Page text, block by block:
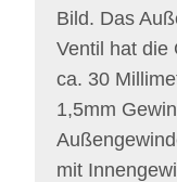
Bild. Das
Ventil hat die
ca. 30
1,5mm
mit